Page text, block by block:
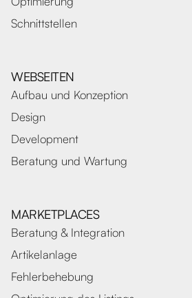
Schnittstellen
WEBSEITEN
Aufbau und Konzeption
Design
Development
Beratung und Wartung
MARKETPLACES
Beratung & Integration
Artikelanlage
Fehlerbehebung